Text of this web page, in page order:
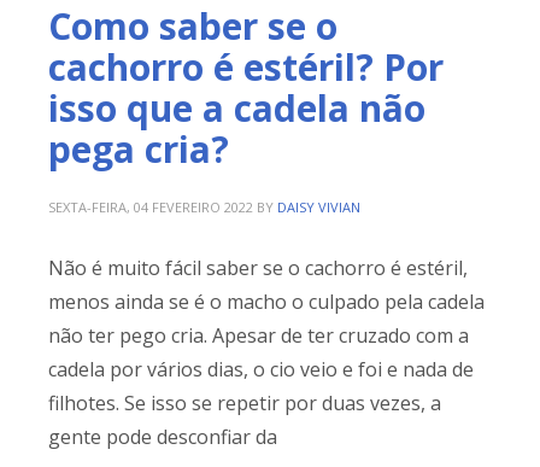
Como saber se o
cachorro é estéril? Por
isso que a cadela não
pega cria?
SEXTA-FEIRA, 04 FEVEREIRO 2022 BY DAISY VIVIAN
Não é muito fácil saber se o cachorro é estéril,
menos ainda se é o macho o culpado pela cadela
não ter pego cria. Apesar de ter cruzado com a
cadela por vários dias, o cio veio e foi e nada de
filhotes. Se isso se repetir por duas vezes, a
gente pode desconfiar da